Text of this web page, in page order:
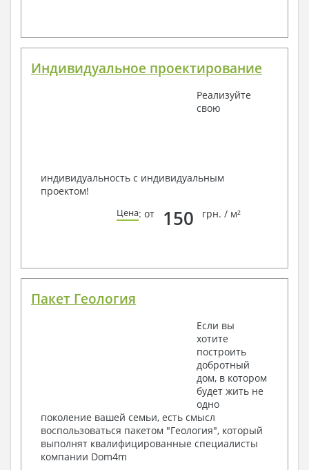
Индивидуальное проектирование
Реализуйте
свою
индивидуальность с индивидуальным
проектом!
Цена: от 150 грн. / м²
Пакет Геология
Если вы
хотите
построить
добротный
дом, в котором
будет жить не
одно
поколение вашей семьи, есть смысл
воспользоваться пакетом "Геология", который
выполнят квалифицированные специалисты
компании Dom4m